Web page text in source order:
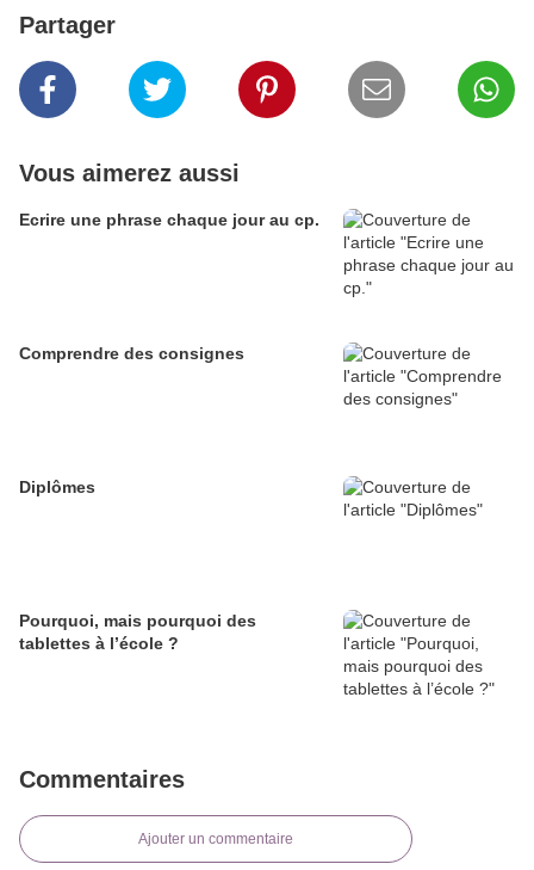
Partager
Vous aimerez aussi
Ecrire une phrase chaque jour au cp.
Comprendre des consignes
Diplômes
Pourquoi, mais pourquoi des
tablettes à l’école ?
Commentaires
Ajouter un commentaire